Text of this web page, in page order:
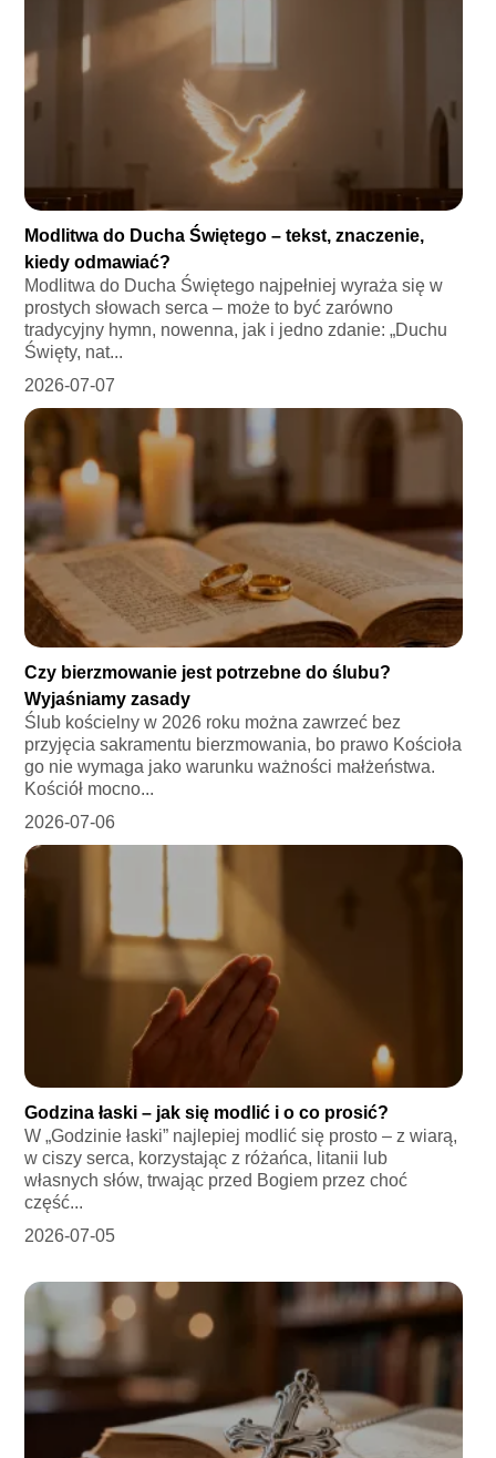
Modlitwa do Ducha Świętego – tekst, znaczenie,
kiedy odmawiać?
Modlitwa do Ducha Świętego najpełniej wyraża się w
prostych słowach serca – może to być zarówno
tradycyjny hymn, nowenna, jak i jedno zdanie: „Duchu
Święty, nat...
2026-07-07
Czy bierzmowanie jest potrzebne do ślubu?
Wyjaśniamy zasady
Ślub kościelny w 2026 roku można zawrzeć bez
przyjęcia sakramentu bierzmowania, bo prawo Kościoła
go nie wymaga jako warunku ważności małżeństwa.
Kościół mocno...
2026-07-06
Godzina łaski – jak się modlić i o co prosić?
W „Godzinie łaski” najlepiej modlić się prosto – z wiarą,
w ciszy serca, korzystając z różańca, litanii lub
własnych słów, trwając przed Bogiem przez choć
część...
2026-07-05